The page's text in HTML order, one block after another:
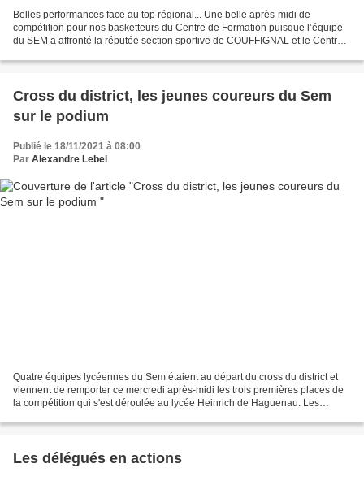
Belles performances face au top régional... Une belle après-midi de
compétition pour nos basketteurs du Centre de Formation puisque l’équipe
du SEM a affronté la réputée section sportive de COUFFIGNAL et le Centre
Cross du district, les jeunes coureurs du Sem
sur le podium
Publié le 18/11/2021 à 08:00
Par Alexandre Lebel
Quatre équipes lycéennes du Sem étaient au départ du cross du district et
viennent de remporter ce mercredi après-midi les trois premières places de
la compétition qui s'est déroulée au lycée Heinrich de Haguenau. Les
Les délégués en actions